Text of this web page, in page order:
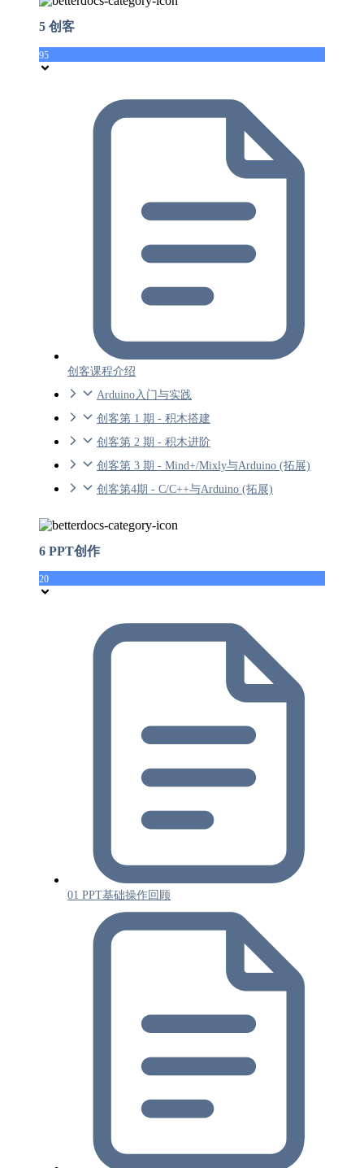
5 创客
95
创客课程介绍
Arduino入门与实践
创客第 1 期 - 积木搭建
创客第 2 期 - 积木进阶
创客第 3 期 - Mind+/Mixly与Arduino (拓展)
创客第4期 - C/C++与Arduino (拓展)
6 PPT创作
20
01 PPT基础操作回顾